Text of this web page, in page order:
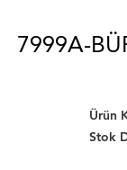
7999A-
Ürün
Stok